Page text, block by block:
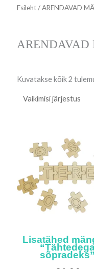
Esileht/ ARENDAVAD
ARENDAVAD
Kuvatakse kõik 2
Lisatähed
sõpradeks”